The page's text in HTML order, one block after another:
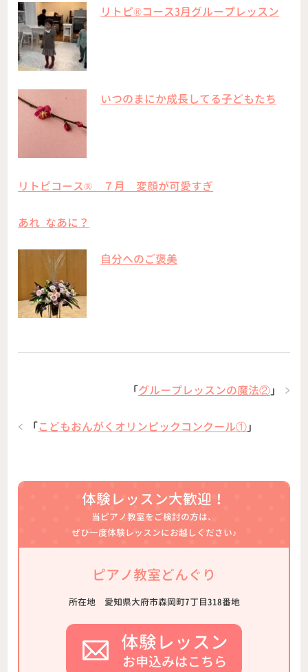
リトピ®︎コース3月グループレッスン
いつのまにか成長してる子どもたち
リトピコース®️ ７月 変顔が可愛すぎ
あれ なあに？
自分へのご褒美
「グループレッスンの魔法②」
「こどもおんがくオリンピックコンクール①」
体験レッスン大歓迎！
当ピアノ教室をご検討の方は、
ぜひ一度体験レッスンにお越しください♪
ピアノ教室どんぐり
所在地 愛知県大府市森岡町7丁目318番地
体験レッスン
お申込みはこちら